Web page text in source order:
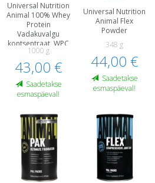
Universal Nutrition
Animal 100% Whey
Protein
Vadakuvalgu
kontsentraat, WPC
1000 g
43,00 €
Saadetakse
esmaspäeval!
Universal Nutrition
Animal Flex
Powder
348 g
44,00 €
Saadetakse
esmaspäeval!